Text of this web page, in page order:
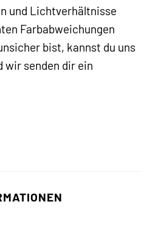
und Lichtverhältnisse
Farbabweichungen
bist, kannst du uns
wir senden dir ein